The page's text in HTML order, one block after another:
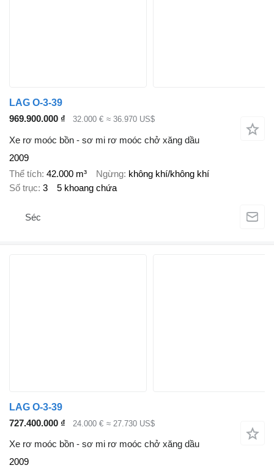
LAG O-3-39
969.900.000 ₫
32.000 € ≈ 36.970 US$
Xe rơ moóc bồn - sơ mi rơ moóc chở xăng dầu
2009
Thể tích 42.000 m³ Ngừng không khí/không khí
Số trục 3 5 khoang chứa
Séc
LAG O-3-39
727.400.000 ₫
24.000 € ≈ 27.730 US$
Xe rơ moóc bồn - sơ mi rơ moóc chở xăng dầu
2009